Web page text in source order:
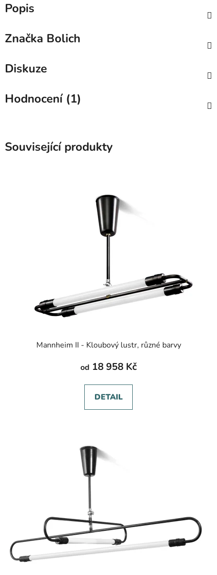
Popis
Značka Bolich
Diskuze
Hodnocení (1)
Související produkty
Mannheim II - Kloubový lustr, různé barvy
od 18 958 Kč
DETAIL